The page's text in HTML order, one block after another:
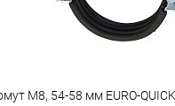
М8, 54-58 мм EURO-